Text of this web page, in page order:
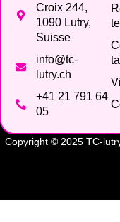
Croix 244,
1090 Lutry,
Suisse
info@tc-
lutry.ch
+41 21 791 64
05
Copyright © 2025 TC-